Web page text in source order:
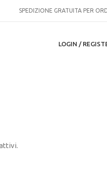
SPEDIZIONE GRATUITA PER
LOGIN /